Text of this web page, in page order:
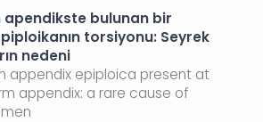
bulunan bir
torsiyonu: Seyrek
nedeni
appendix epiploica present at
appendix: a rare cause of